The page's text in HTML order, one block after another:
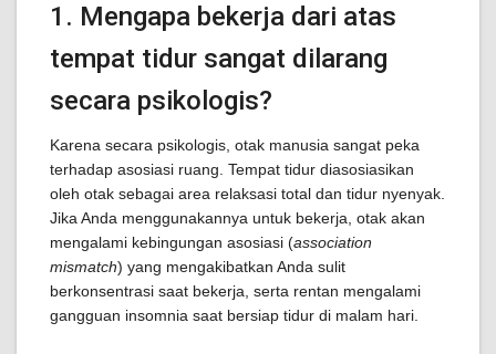
1. Mengapa bekerja dari atas
tempat tidur sangat dilarang
secara psikologis?
Karena secara psikologis, otak manusia sangat peka
terhadap asosiasi ruang. Tempat tidur diasosiasikan
oleh otak sebagai area relaksasi total dan tidur nyenyak.
Jika Anda menggunakannya untuk bekerja, otak akan
mengalami kebingungan asosiasi (association
mismatch) yang mengakibatkan Anda sulit
berkonsentrasi saat bekerja, serta rentan mengalami
gangguan insomnia saat bersiap tidur di malam hari.